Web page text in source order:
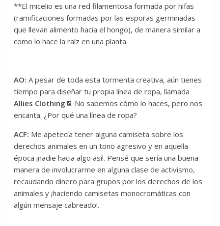
**El micelio es una red filamentosa formada por hifas
(ramificaciones formadas por las esporas germinadas
que llevan alimento hacia el hongo), de manera similar a
como lo hace la raíz en una planta.
AO:A pesar de toda esta tormenta creativa, aún tienes
tiempo para diseñar tu propia línea de ropa, llamada
Allies Clothing
. No sabemos cómo lo haces, pero nos
encanta. ¿Por qué una línea de ropa?
ACF: Me apetecía tener alguna camiseta sobre los
derechos animales en un tono agresivo y en aquella
época ¡nadie hacia algo así!. Pensé que sería una buena
manera de involucrarme en alguna clase de activismo,
recaudando dinero para grupos por los derechos de los
animales y ¡haciendo camisetas monocromáticas con
algún mensaje cabreado!.